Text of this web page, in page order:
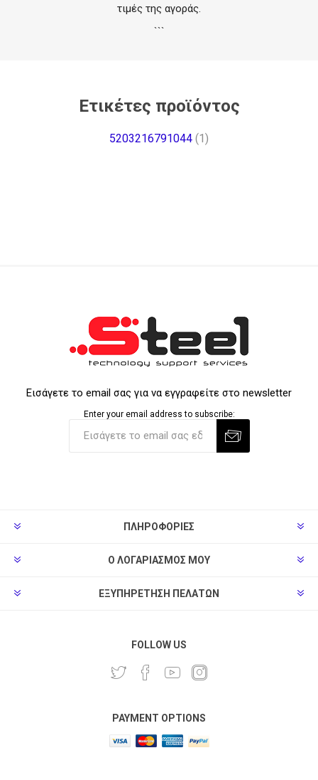
τιμές της αγοράς.
```
Ετικέτες προϊόντος
5203216791044 (1)
Εισάγετε το email σας για να εγγραφείτε στο newsletter
Enter your email address to subscribe:
ΠΛΗΡΟΦΟΡΊΕΣ
Ο ΛΟΓΑΡΙΑΣΜΌΣ ΜΟΥ
ΕΞΥΠΗΡΈΤΗΣΗ ΠΕΛΑΤΏΝ
FOLLOW US
PAYMENT OPTIONS